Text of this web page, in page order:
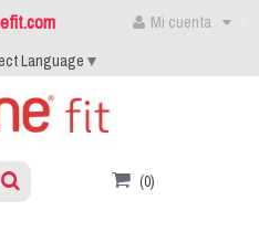
Mi cuenta
Language ▼
(0)